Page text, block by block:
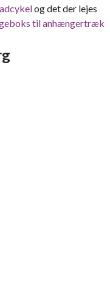
og det der lejes
til anhængertræk